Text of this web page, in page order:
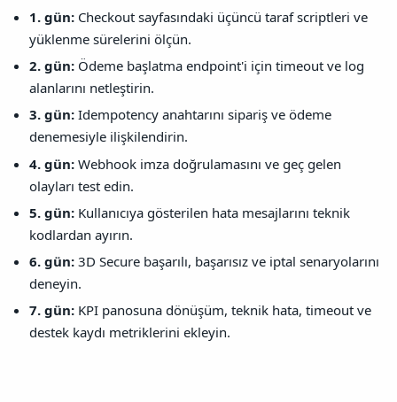
1. gün: Checkout sayfasındaki üçüncü taraf scriptleri ve
yüklenme sürelerini ölçün.
2. gün: Ödeme başlatma endpoint'i için timeout ve log
alanlarını netleştirin.
3. gün: Idempotency anahtarını sipariş ve ödeme
denemesiyle ilişkilendirin.
4. gün: Webhook imza doğrulamasını ve geç gelen
olayları test edin.
5. gün: Kullanıcıya gösterilen hata mesajlarını teknik
kodlardan ayırın.
6. gün: 3D Secure başarılı, başarısız ve iptal senaryolarını
deneyin.
7. gün: KPI panosuna dönüşüm, teknik hata, timeout ve
destek kaydı metriklerini ekleyin.